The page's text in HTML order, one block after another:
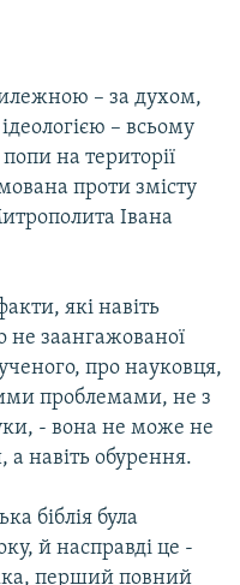
– за духом,
– всьому
на території
проти змісту
Івана
які навіть
не заангажованої
про науковця,
проблемами, не з
- вона не може не
навіть обурення.
біблія була
й насправді це -
перший повний